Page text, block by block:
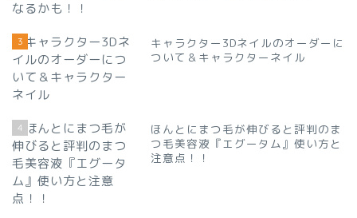
3
キャラクター3Dネイルのオーダーに
ついて＆キャラクターネイル
4
ほんとにまつ毛が伸びると評判のま
つ毛美容液『エグータム』使い方と
注意点！！